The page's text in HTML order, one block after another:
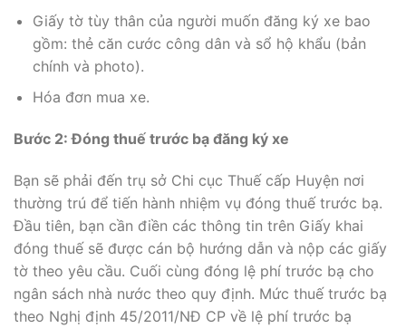
Giấy tờ tùy thân của người muốn đăng ký xe bao
gồm: thẻ căn cước công dân và sổ hộ khẩu (bản
chính và photo).
Hóa đơn mua xe.
Bước 2: Đóng thuế trước bạ đăng ký xe
Bạn sẽ phải đến trụ sở Chi cục Thuế cấp Huyện nơi
thường trú để tiến hành nhiệm vụ đóng thuế trước bạ.
Đầu tiên, bạn cần điền các thông tin trên Giấy khai
đóng thuế sẽ được cán bộ hướng dẫn và nộp các giấy
tờ theo yêu cầu. Cuối cùng đóng lệ phí trước bạ cho
ngân sách nhà nước theo quy định. Mức thuế trước bạ
theo Nghị định 45/2011/NĐ CP về lệ phí trước bạ